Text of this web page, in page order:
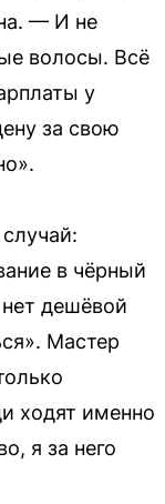
— И не
волосы. Всё
у
за свою
в чёрный
дешёвой
Мастер
ходят именно
я за него